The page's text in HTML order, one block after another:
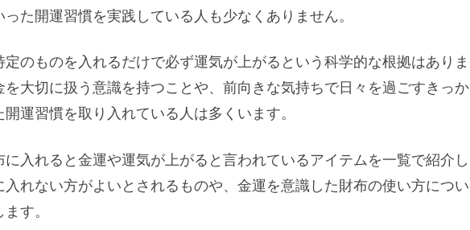
た開運習慣を実践している人も少なくありません。
定のものを入れるだけで必ず運気が上がるという科学的な根拠はありま
大切に扱う意識を持つことや、前向きな気持ちで日々を過ごすきっか
運習慣を取り入れている人は多くいます。
に入れると金運や運気が上がると言われているアイテムを一覧で紹介し
入れない方がよいとされるものや、金運を意識した財布の使い方につい
す。